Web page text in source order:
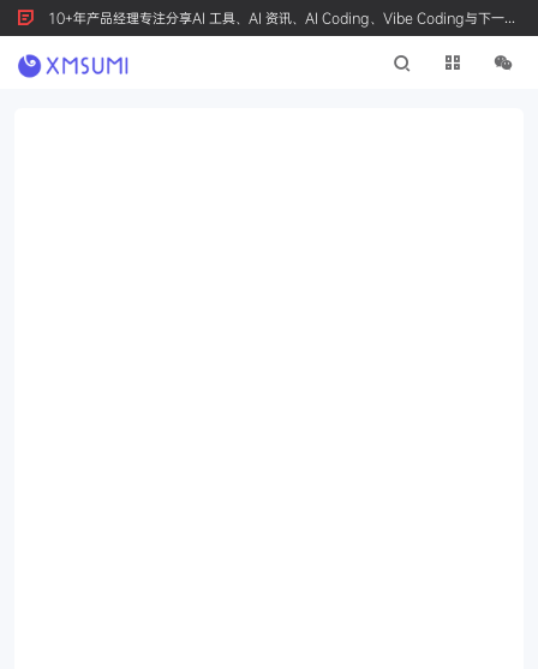
10+年产品经理专注分享AI 工具、AI 资讯、AI Coding、Vibe Coding与下一代
产品创新，按 Ctrl+D 收藏我们